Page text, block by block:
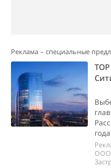
Реклама – специальные
ООО